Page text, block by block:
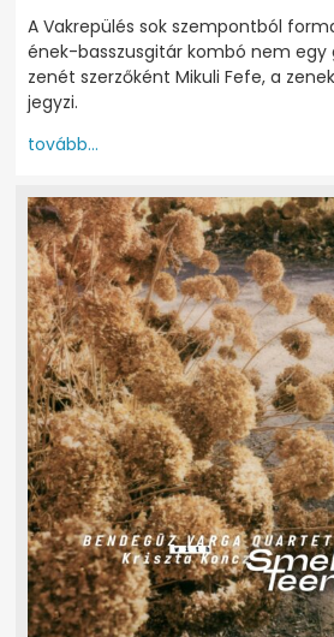
A Vakrepülés sok szempontból
ének-basszusgitár kombó nem egy
zenét szerzőként Mikuli Fefe, a
jegyzi.
tovább...